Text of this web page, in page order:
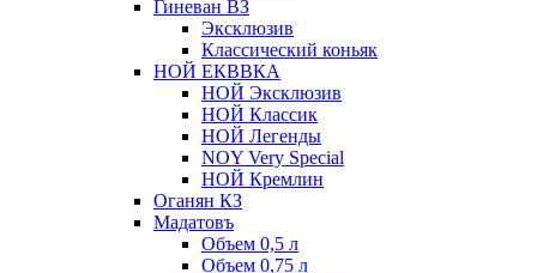
Гиневан ВЗ
Эксклюзив
Классический коньяк
НОЙ ЕКВВКА
НОЙ Эксклюзив
НОЙ Классик
НОЙ Легенды
NOY Very Speсial
НОЙ Кремлин
Оганян КЗ
Мадатовъ
Объем 0,5 л
Объем 0,75 л